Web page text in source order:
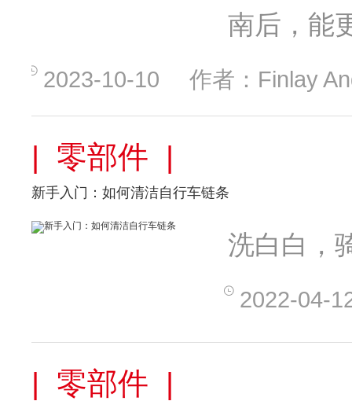
南后，能
2023-10-10 作者：Finlay
| 零部件 |
新手入门：如何清洁自行车链条
洗白白，
2022-04-
| 零部件 |